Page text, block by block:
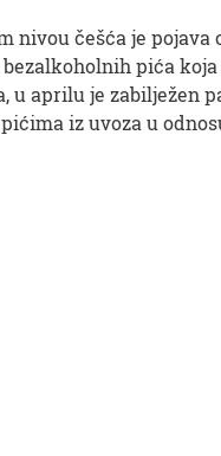
nivou češća je
pića
aprilu je zabilježen
iz uvoza u